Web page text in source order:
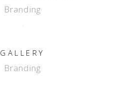
Branding
GALLERY
Branding